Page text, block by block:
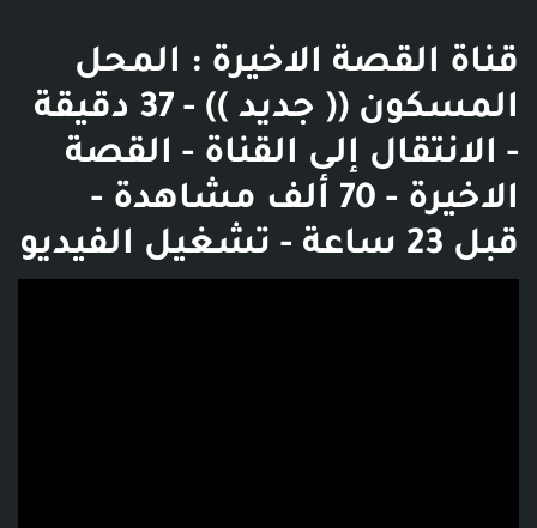
قناة القصة الاخيرة : المحل
المسكون (( جديد )) - 37 دقيقة
- الانتقال إلى القناة - القصة
الاخيرة - 70 ألف مشاهدة -
قبل 23 ساعة - تشغيل الفيديو